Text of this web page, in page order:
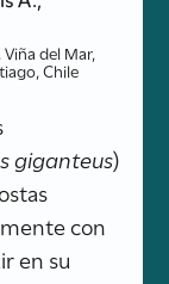
Viña del Mar,
Chile
giganteus)
con
en su